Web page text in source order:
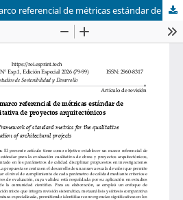
Estructuración de un marco referencial de métricas estándar de evaluación cualitativa de proyectos arquitectónicos